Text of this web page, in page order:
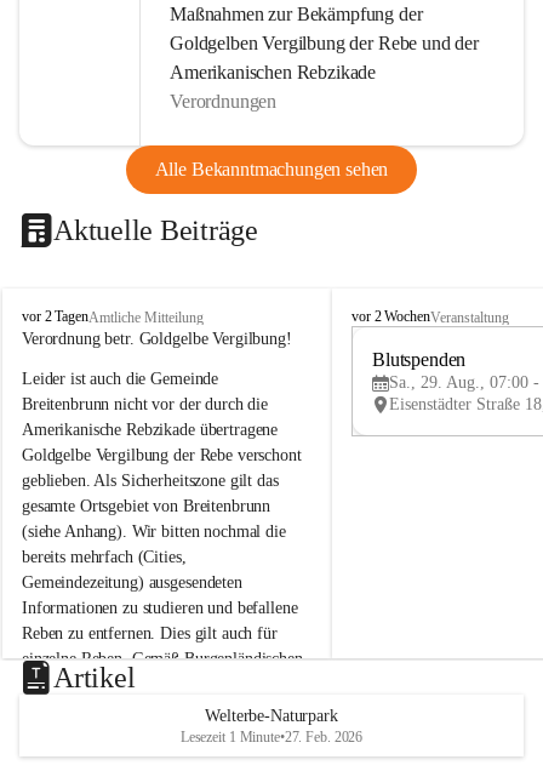
Maßnahmen zur Bekämpfung der
Goldgelben Vergilbung der Rebe und der
Amerikanischen Rebzikade
Verordnungen
Alle Bekanntmachungen sehen
Aktuelle Beiträge
B
r
i
t
e
n
b
r
u
n
n
a
m
N
e
u
s
d
vor 2 TagenAmtliche Mitteilung
Verordnung betr. Goldgelbe Vergilbung!
Leider ist auch die Gemeinde
Breitenbrunn nicht vor der durch die
Amerikanische Rebzikade übertragene
Goldgelbe Vergilbung der Rebe verschont
geblieben. Als Sicherheitszone gilt das
gesamte Ortsgebiet von Breitenbrunn
(siehe Anhang). Wir bitten nochmal die
bereits mehrfach (Cities,
Gemeindezeitung) ausgesendeten
Informationen zu studieren und befallene
Reben zu entfernen. Dies gilt auch für
einzelne Reben. Gemäß Burgenländischen
Weinbaugesetz sind nicht gepflegte oder
unzulässige Weingärten zu roden! Bitte
helfen wir zusammen um unsere Winzer
vor den prognostizierten Ernteausfällen
B
e
u
e
d
vor 2 WochenVeranstaltung
Blutspenden
Sa., 29. Aug., 07:00 -
Artikel
Welterbe-Naturpark
Lesezeit 1 Minute•27. Feb. 2026